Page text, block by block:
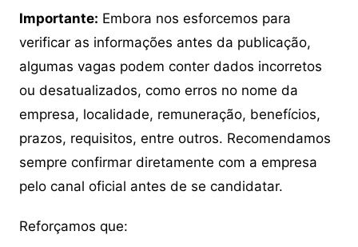
Importante: Embora nos esforcemos para
verificar as informações antes da publicação,
algumas vagas podem conter dados incorretos
ou desatualizados, como erros no nome da
empresa, localidade, remuneração, benefícios,
prazos, requisitos, entre outros. Recomendamos
sempre confirmar diretamente com a empresa
pelo canal oficial antes de se candidatar.
Reforçamos que: